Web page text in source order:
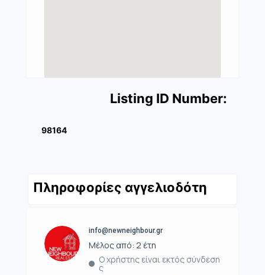
Listing ID Number:
98164
Πληροφορίες αγγελιοδότη
info@newneighbour.gr
Μέλος από: 2 έτη
Ο χρήστης είναι εκτός σύνδεση
ς